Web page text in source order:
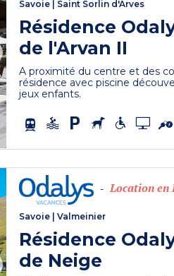
Savoie Saint Sorlin d'Arves
Résidence
de l'Arvan II
A proximité du centre et des
résidence avec piscine
jeux enfants.
- Location en
Savoie |Valmeinier
Résidence
de Neige